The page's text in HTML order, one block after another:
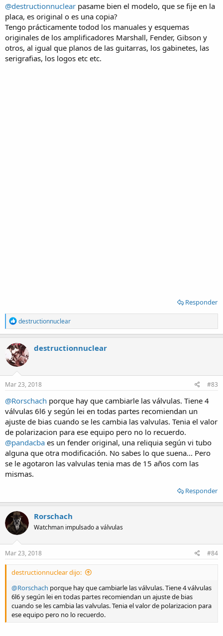
@destructionnuclear pasame bien el modelo, que se fije en la
placa, es original o es una copia?
Tengo prácticamente todod los manuales y esquemas
originales de los amplificadores Marshall, Fender, Gibson y
otros, al igual que planos de las guitarras, los gabinetes, las
serigrafias, los logos etc etc.
Responder
R
e
a
c
t
i
o
n
s
destructionnuclear
destructionnuclear
Mar 23, 2018 #83
@Rorschach porque hay que cambiarle las válvulas. Tiene 4
válvulas 6l6 y según lei en todas partes recomiendan un
ajuste de bias cuando se les cambia las valvulas. Tenia el valor
de polarizacion para ese equipo pero no lo recuerdo.
@pandacba es un fender original, una reliquia según vi tubo
alguna que otra modificación. No sabes lo que suena... Pero
se le agotaron las valvulas tenia mas de 15 años com las
mismas.
Responder
Rorschach
Watchman impulsado a válvulas
Mar 23, 2018 #84
destructionnuclear dijo:
@Rorschach porque hay que cambiarle las válvulas. Tiene 4 válvulas
6l6 y según lei en todas partes recomiendan un ajuste de bias
cuando se les cambia las valvulas. Tenia el valor de polarizacion para
ese equipo pero no lo recuerdo.